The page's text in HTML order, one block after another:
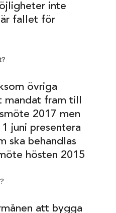
inte
är fallet för
övriga
fram till
2017 men
juni presentera
ska behandlas
hösten 2015
att bygga